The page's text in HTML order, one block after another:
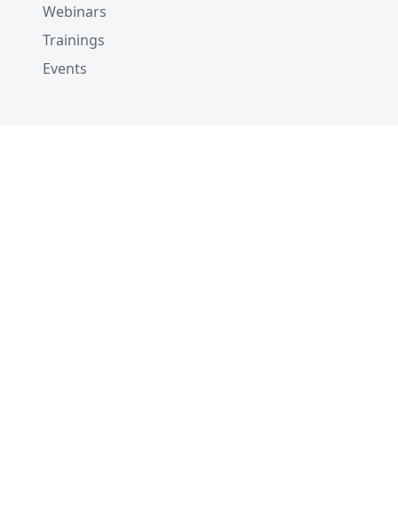
Webinars
Trainings
Events